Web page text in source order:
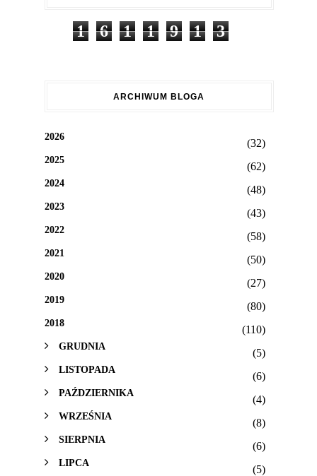
1 6 1 1 9 1 3
ARCHIWUM BLOGA
2026
(32)
2025
(62)
2024
(48)
2023
(43)
2022
(58)
2021
(50)
2020
(27)
2019
(80)
2018
(110)
GRUDNIA
(5)
LISTOPADA
(6)
PAŹDZIERNIKA
(4)
WRZEŚNIA
(8)
SIERPNIA
(6)
LIPCA
(5)